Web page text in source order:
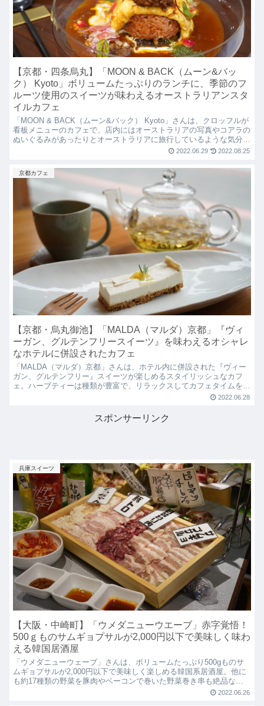
【京都・四条烏丸】「MOON & BACK（ムーン&バッ
ク） Kyoto」ボリュームたっぷりのランチに、季節のフ
ルーツ使用のスイーツが味わえるオーストラリアンスタ
イルカフェ
「MOON & BACK（ムーン&バック） Kyoto」さんは、クロッフルが
看板メニューのカフェで、店内にはオーストラリアの写真やコアラの
ぬいぐるみがあったりとオーストラリアに旅行しているような気分に
なります！ランチタイムにはオムライスやパスタなどメインにミニサ
す！
2022.06.29 2022.08.25
京都カフェ
【京都・烏丸御池】「MALDA（マルダ）京都」『ヴィ
ーガン、グルテンフリースイーツ』を味わえるオシャレ
なホテルに併設されたカフェ
「MALDA（マルダ）京都」さんは、ホテル内に併設された『ヴィー
ガン、グルテンフリー』スイーツが楽しめるスタイリッシュなカフ
ェ。ハーブティーは種類が豊富で、リラックスしてカフェタイムを楽
2022.06.28
スポンサーリンク
兵庫スイーツ
【大阪・中崎町】「ウメダニューウエーブ」赤字覚悟！
500ｇものサムギョプサルが2,000円以下で美味しく味わ
える韓国居酒屋
「ウメダニューウェーブ」さんは、ボリュームたっぷり500gものサ
ムギョプサルが2,000円以下で美味しく楽しめる韓国系居酒屋。他に
も約17種類の野菜を豚肉やベーコンで巻いた野菜巻き串も絶品なの
2022.06.26